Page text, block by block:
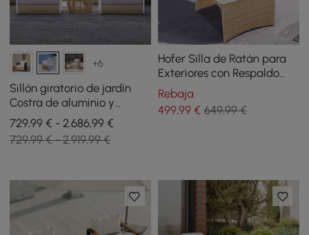
+6
Sillón giratorio de jardín
Costra de aluminio y
cuerda tejida en blanco,
juego de 2
729,99 € - 2.686,99 €
729,99 € - 2.919,99 €
Hofer Silla de Ratán para
Exteriores con Respaldo
Alado, Cojín Blanco y Fondo
Arqueado
Rebaja
499,99€ 649,99 €